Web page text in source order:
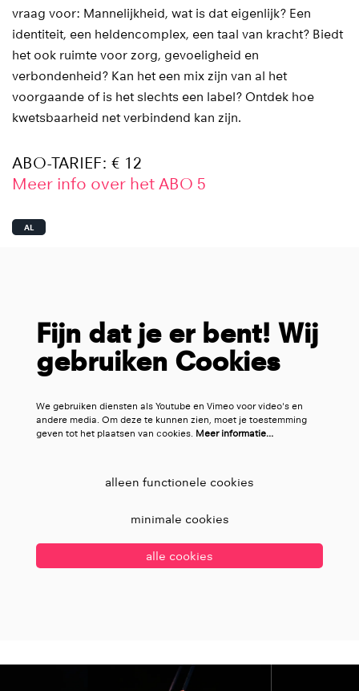
vraag voor: Mannelijkheid, wat is dat eigenlijk? Een
identiteit, een heldencomplex, een taal van kracht? Biedt
het ook ruimte voor zorg, gevoeligheid en
verbondenheid? Kan het een mix zijn van al het
voorgaande of is het slechts een label? Ontdek hoe
kwetsbaarheid net verbindend kan zijn.
ABO-TARIEF: € 12
Meer info over het ABO 5
AL
Fijn dat je er bent! Wij
gebruiken Cookies
We gebruiken diensten als Youtube en Vimeo voor video's en
andere media. Om deze te kunnen zien, moet je toestemming
geven tot het plaatsen van cookies. Meer informatie…
alleen functionele cookies
minimale cookies
alle cookies
Inzoomen